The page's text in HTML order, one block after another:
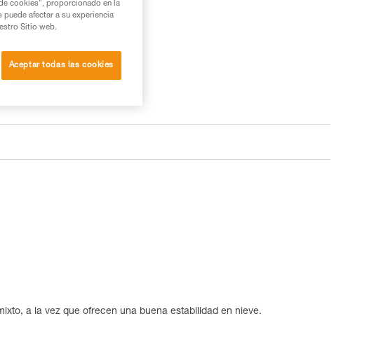
a la vez que ofrecen una buena estabilidad en nieve.
cookies", proporcionado en la
afectar a su experiencia
Sitio web.
Aceptar todas las cookies